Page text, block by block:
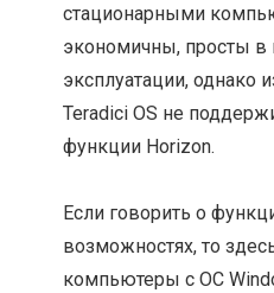
стационарными
экономичны, просты в
эксплуатации, однако
Teradici OS не
функции Horizon.
Если говорить о
возможностях, то
компьютеры с ОС